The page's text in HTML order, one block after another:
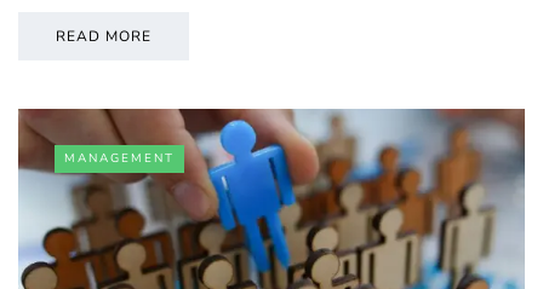
READ MORE
MANAGEMENT